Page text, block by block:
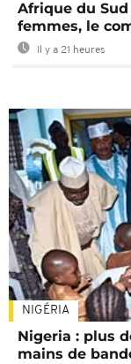
Afrique du
femmes, le
Il y a 21 heures
NIGÉRIA
Nigeria : plus
mains de